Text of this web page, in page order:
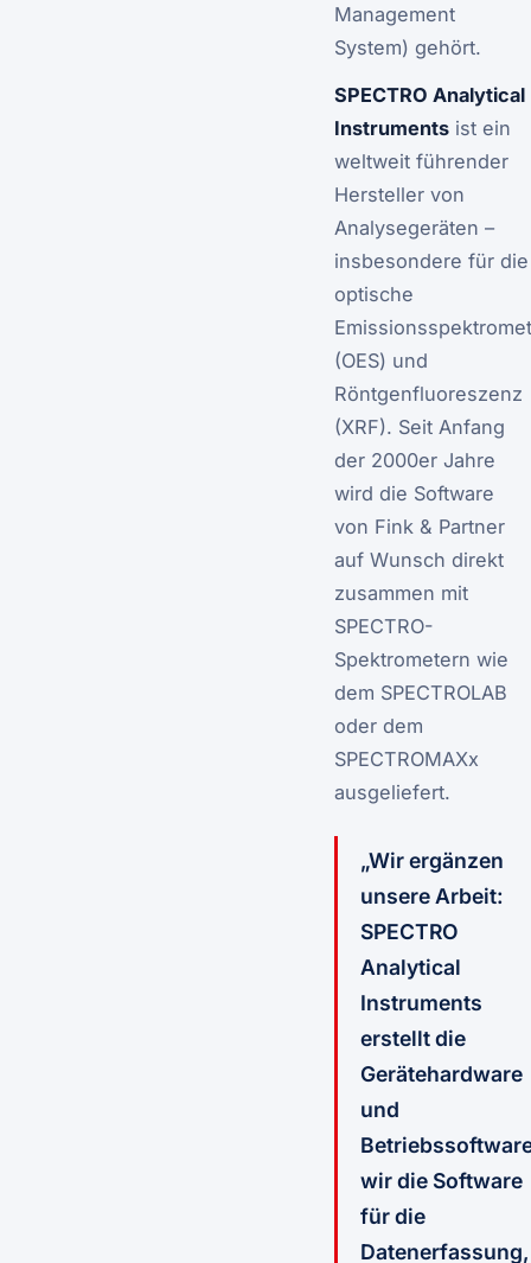
Management
System) gehört.
SPECTRO Analytical
Instruments ist ein
weltweit führender
Hersteller von
Analysegeräten –
insbesondere für die
optische
(OES) und
Röntgenfluoreszenz
(XRF). Seit Anfang
der 2000er Jahre
wird die Software
von Fink & Partner
auf Wunsch direkt
zusammen mit
SPECTRO-
Spektrometern wie
dem SPECTROLAB
oder dem
SPECTROMAXx
ausgeliefert.
„Wir ergänzen
unsere Arbeit:
SPECTRO
Analytical
Instruments
erstellt die
Gerätehardware
und
wir die Software
für die
Datenerfassung,